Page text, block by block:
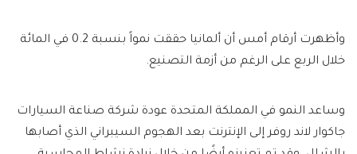
وأظهرت أرقام أمس أن ألمانيا حققت نمواً بنسبة 0.2 في المائة
خلال الربع على الرغم من أزمة التصنيع.
وساعد النمو في المملكة المتحدة عودة شركة صناعة السيارات
جاكوار لاند روفر إلى الإنترنت بعد الهجوم السيبراني الذي أصابها